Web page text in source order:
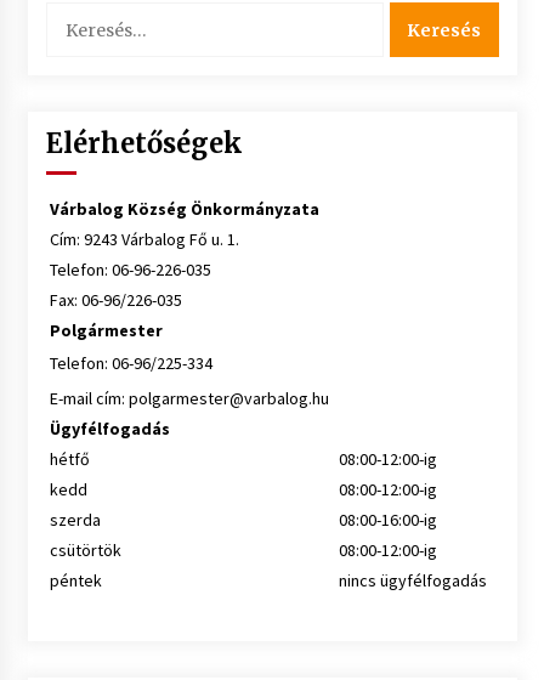
Elérhetőségek
Várbalog Község Önkormányzata
Cím: 9243 Várbalog Fő u. 1.
Telefon: 06-96-226-035
Fax: 06-96/226-035
Polgármester
Telefon: 06-96/225-334
E-mail cím: polgarmester@varbalog.hu
Ügyfélfogadás
hétfő
08:00-12:00-ig
kedd
08:00-12:00-ig
szerda
08:00-16:00-ig
csütörtök
08:00-12:00-ig
péntek
nincs ügyfélfogadás